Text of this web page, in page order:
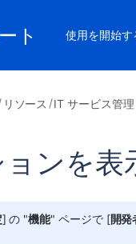
ト 使用を開始す
リソース IT サービス管
ンを表
] の "機能" ページで [開発